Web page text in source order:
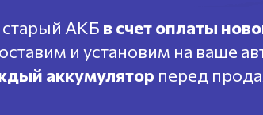
АКБ в счет оплаты
и установим на ваше
аккумулятор перед